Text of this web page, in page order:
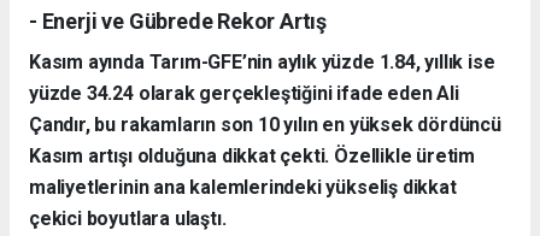
- Enerji ve Gübrede Rekor Artış
Kasım ayında Tarım-GFE’nin aylık yüzde 1.84, yıllık ise
yüzde 34.24 olarak gerçekleştiğini ifade eden Ali
Çandır, bu rakamların son 10 yılın en yüksek dördüncü
Kasım artışı olduğuna dikkat çekti. Özellikle üretim
maliyetlerinin ana kalemlerindeki yükseliş dikkat
çekici boyutlara ulaştı.